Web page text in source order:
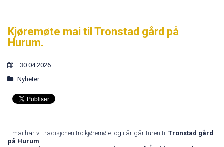
Kjøremøte mai til Tronstad gård på
Hurum.
30.04.2026
Nyheter
I mai har vi tradisjonen tro kjøremøte, og i år går turen til Tronstad gård
på Hurum.